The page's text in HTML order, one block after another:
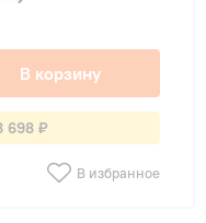
В корзину
698 ₽
В избранное